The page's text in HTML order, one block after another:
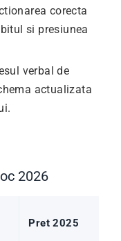
corecta
si presiunea
verbal de
actualizata
2026
Pret 2025